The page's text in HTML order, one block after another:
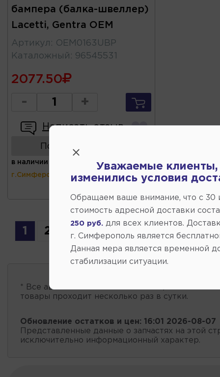
бампера (балка-швеллер)
Lacetti, Gentra OEM
Артикул : OEM0163UBP
Каталожный : 96545531
2077.50
- +
Написать отзыв
Показать аналоги
в наличии (ул.Коммунальная 43,
г.Симферополь)
1 2 4
* Все автозапчасти
товары проходит несколько раз в сутки.
Обновление остатков и цен: 16:01 2026-08-07
Представленные данные о запчастях на этой
исключительно информационный характер.
Уважаемые клиенты,
изменились условия
Обращаем ваше внимание, что c 30
стоимость адресной доставки
250 руб. для всех клиентов.
г. Симферополь является
Данная мера является временной
стабилизации ситуации.